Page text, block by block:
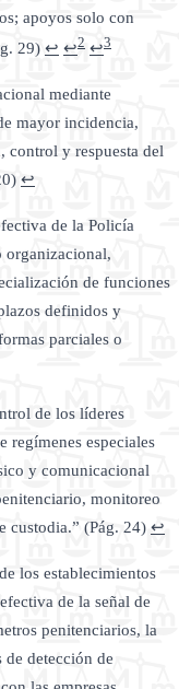
apoyos solo con
29) ↩ ↩2 ↩3
mediante
mayor incidencia,
control y respuesta del
↩
de la Policía
organizacional,
de funciones
definidos y
parciales o
de los líderes
regímenes especiales
y comunicacional
monitoreo
custodia.” (Pág. 24) ↩
los establecimientos
de la señal de
penitenciarios, la
de detección de